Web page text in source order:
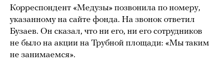
Корреспондент «Медузы» позвонила по номеру,
указанному на сайте фонда. На звонок ответил
Бузаев. Он сказал, что ни его, ни его сотрудников
не было на акции на Трубной площади: «Мы таким
не занимаемся».